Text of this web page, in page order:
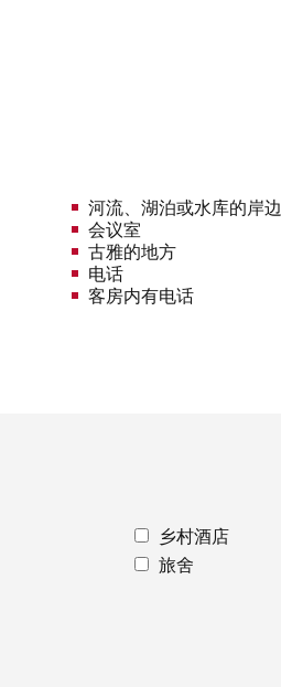
河流、湖泊或水库的岸边
会议室
古雅的地方
电话
客房内有电话
乡村酒店
旅舍